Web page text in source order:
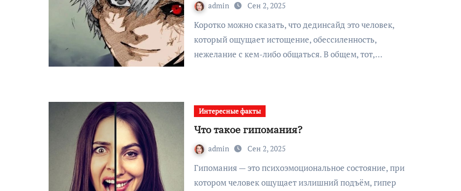
admin Сен 2, 2025
Коротко можно сказать, что дединсайд это человек,
который ощущает истощение, обессиленность,
нежелание с кем-либо общаться. В общем, тот,…
Интересные факты
Что такое гипомания?
admin Сен 2, 2025
Гипомания — это психоэмоциональное состояние, при
котором человек ощущает излишний подъём, гипер